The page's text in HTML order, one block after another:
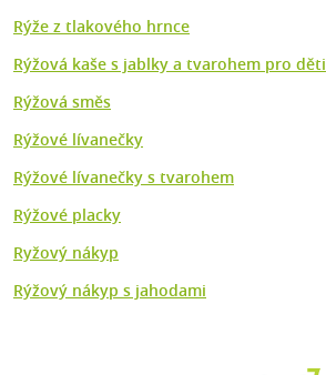
Rýže z tlakového hrnce
Rýžová kaše s jablky a tvarohem pro děti
Rýžová směs
Rýžové lívanečky
Rýžové lívanečky s tvarohem
Rýžové placky
Ryžový nákyp
Rýžový nákyp s jahodami